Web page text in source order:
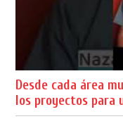
Desde cada área
los proyectos para